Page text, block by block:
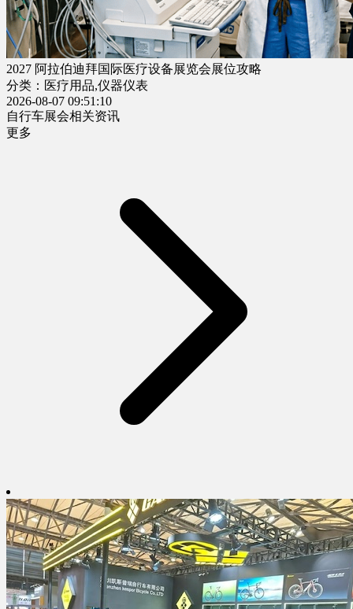
2027 阿拉伯迪拜国际医疗设备展览会展位攻略
分类：医疗用品,仪器仪表
2026-08-07 09:51:10
自行车展会相关资讯
更多